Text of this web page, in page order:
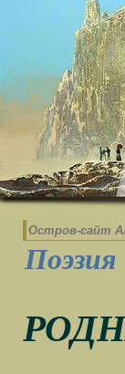
Остров-cайт
Поэзия